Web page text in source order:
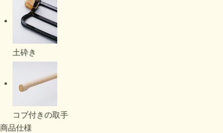
土砕き
コブ付きの取手
商品仕様